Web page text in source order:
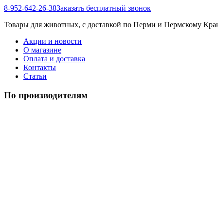
8-952-642-26-38Заказать бесплатный звонок
Товары для животных, с доставкой по Перми и Пермскому
Акции и новости
О магазине
Оплата и доставка
Контакты
Статьи
По производителям